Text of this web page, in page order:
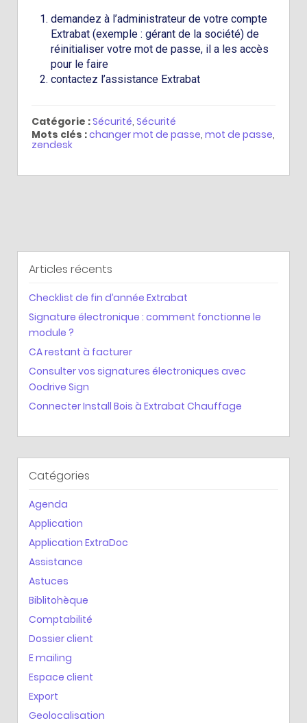
demandez à l’administrateur de votre compte
Extrabat (exemple : gérant de la société) de
réinitialiser votre mot de passe, il a les accès
pour le faire
contactez l’assistance Extrabat
Catégorie :Sécurité, Sécurité
Mots clés :changer mot de passe, mot de passe,
zendesk
Articles récents
Checklist de fin d’année Extrabat
Signature électronique : comment fonctionne le
module ?
CA restant à facturer
Consulter vos signatures électroniques avec
Oodrive Sign
Connecter Install Bois à Extrabat Chauffage
Catégories
Agenda
Application
Application ExtraDoc
Assistance
Astuces
Biblitohèque
Comptabilité
Dossier client
E mailing
Espace client
Export
Geolocalisation